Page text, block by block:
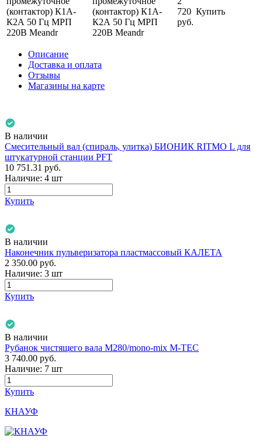
(контактор) К1А-
К2А 50 Гц МРП
220В Meandr
720
руб.
Купить
Описание
Доставка и оплата
Отзывы
Магазины на карте
В наличии
Смесительный вал (спираль, улитка) БИОНИК RITMO L для
штукатурной станции PFT
10 751.31 руб.
Наличие: 4 шт
Купить
В наличии
Наконечник пульверизатора пластмассовый КАЛЕТА
2 350.00 руб.
Наличие: 3 шт
Купить
В наличии
Рубанок чистящего вала М280/mono-mix M-TEC
3 740.00 руб.
Наличие: 7 шт
Купить
КНАУФ